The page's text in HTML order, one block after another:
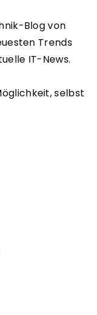
Blog von
Trends
IT-News.
selbst